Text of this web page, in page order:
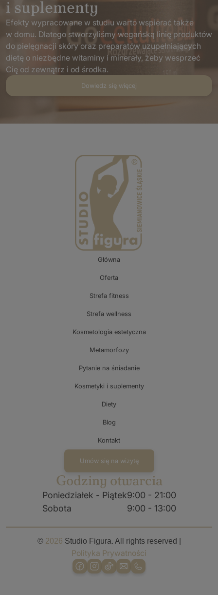
i suplementy
Efekty wypracowane w studiu warto wspierać także
w domu. Dlatego stworzyliśmy wegańską linię produktów
do pielęgnacji skóry oraz preparatów uzupełniających
dietę o niezbędne witaminy i minerały, żeby wesprzeć
Cię od zewnątrz i od środka.
Dowiedz się więcej
Główna
Oferta
Strefa fitness
Strefa wellness
Kosmetologia estetyczna
Metamorfozy
Pytanie na śniadanie
Kosmetyki i suplementy
Diety
Blog
Kontakt
Umów się na wizytę
Godziny otwarcia
Poniedziałek - Piątek9:00 - 21:00
Sobota
9:00 - 13:00
© 2026 Studio Figura. All rights reserved |
Polityka Prywatności